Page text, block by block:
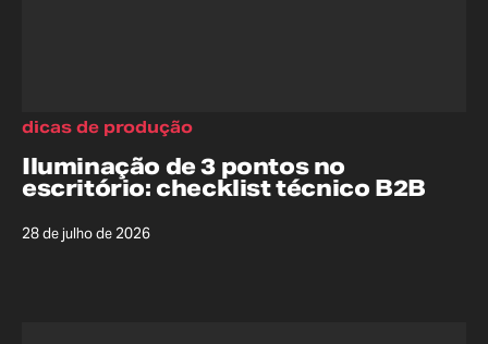
Iluminação de 3 pontos no
escritório: checklist técnico B2B
28 de julho de 2026
dicas de produção